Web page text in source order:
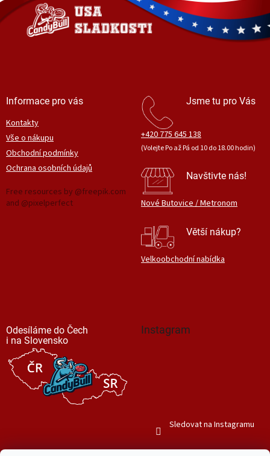
í
Informace pro vás
Kontakty
Vše o nákupu
Obchodní podmínky
Ochrana osobních údajů
Free resources by @freepik.com
and @pixelperfect
Jsme tu pro Vás
+420 775 645 138
(Volejte Po až Pá od 10 do 18.00 hodin)
Navštivte nás!
Nové Butovice / Metronom
Větší nákup?
Velkoobchodní nabídka
Odesíláme do Čech
i na Slovensko
Instagram
Sledovat na Instagramu